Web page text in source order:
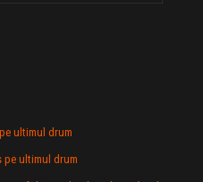
ultimul drum
pe ultimul drum